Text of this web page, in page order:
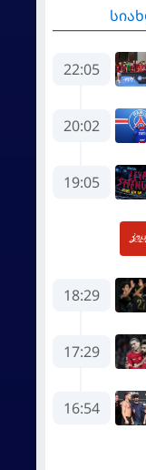
22:05
20:02
19:05
18:29
17:29
16:54